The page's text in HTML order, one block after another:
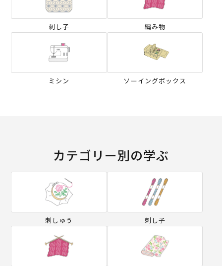
刺し子 編み物
ミシン ソーイングボックス
カテゴリー別の学ぶ
刺しゅう 刺し子